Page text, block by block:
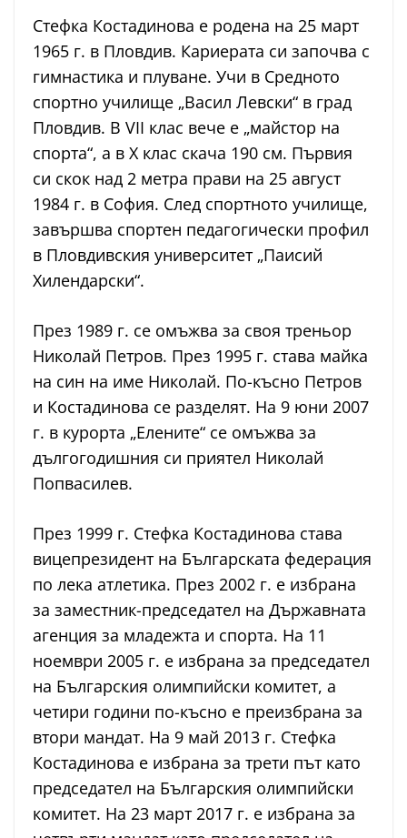
Стефка Костадинова е родена на 25 март
1965 г. в Пловдив. Кариерата си започва с
гимнастика и плуване. Учи в Средното
спортно училище „Васил Левски“ в град
Пловдив. В VII клас вече е „майстор на
спорта“, а в X клас скача 190 см. Първия
си скок над 2 метра прави на 25 август
1984 г. в София. След спортното училище,
завършва спортен педагогически профил
в Пловдивския университет „Паисий
Хилендарски“.
През 1989 г. се омъжва за своя треньор
Николай Петров. През 1995 г. става майка
на син на име Николай. По-късно Петров
и Костадинова се разделят. На 9 юни 2007
г. в курорта „Елените“ се омъжва за
дългогодишния си приятел Николай
Попвасилев.
През 1999 г. Стефка Костадинова става
вицепрезидент на Българската федерация
по лека атлетика. През 2002 г. е избрана
за заместник-председател на Държавната
агенция за младежта и спорта. На 11
ноември 2005 г. е избрана за председател
на Българския олимпийски комитет, а
четири години по-късно е преизбрана за
втори мандат. На 9 май 2013 г. Стефка
Костадинова е избрана за трети път като
председател на Българския олимпийски
комитет. На 23 март 2017 г. е избрана за